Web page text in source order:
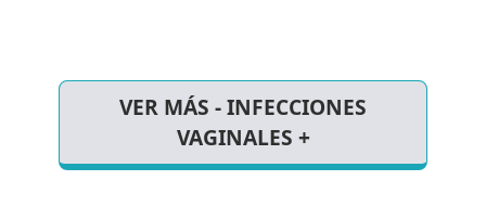
VER MÁS - INFECCIONES
VAGINALES +